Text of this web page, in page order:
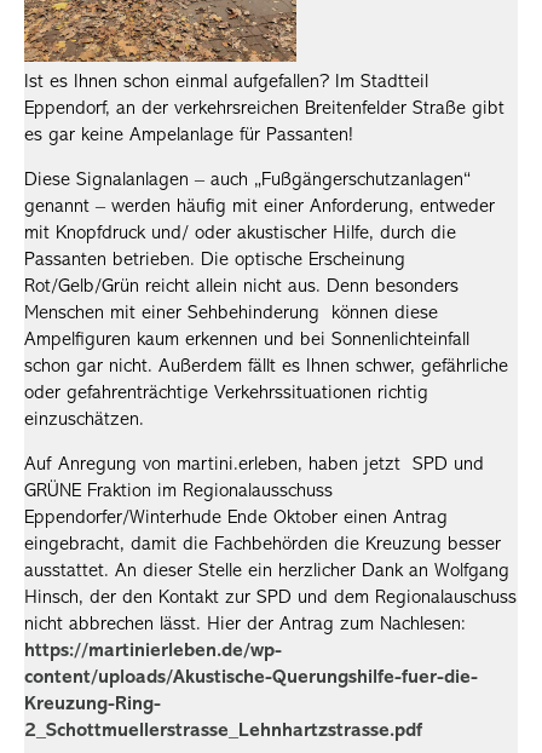
Ist es Ihnen schon einmal aufgefallen? Im Stadtteil
Eppendorf, an der verkehrsreichen Breitenfelder Straße gibt
es gar keine Ampelanlage für Passanten!
Diese Signalanlagen – auch „Fußgängerschutzanlagen“
genannt – werden häufig mit einer Anforderung, entweder
mit Knopfdruck und/ oder akustischer Hilfe, durch die
Passanten betrieben. Die optische Erscheinung
Rot/Gelb/Grün reicht allein nicht aus. Denn besonders
Menschen mit einer Sehbehinderung können diese
Ampelfiguren kaum erkennen und bei Sonnenlichteinfall
schon gar nicht. Außerdem fällt es Ihnen schwer, gefährliche
oder gefahrenträchtige Verkehrssituationen richtig
einzuschätzen.
Auf Anregung von martini.erleben, haben jetzt SPD und
GRÜNE Fraktion im Regionalausschuss
Eppendorfer/Winterhude Ende Oktober einen Antrag
eingebracht, damit die Fachbehörden die Kreuzung besser
ausstattet. An dieser Stelle ein herzlicher Dank an Wolfgang
Hinsch, der den Kontakt zur SPD und dem Regionalauschuss
nicht abbrechen lässt. Hier der Antrag zum Nachlesen:
https://martinierleben.de/wp-
content/uploads/Akustische-Querungshilfe-fuer-die-
Kreuzung-Ring-
2_Schottmuellerstrasse_Lehnhartzstrasse.pdf